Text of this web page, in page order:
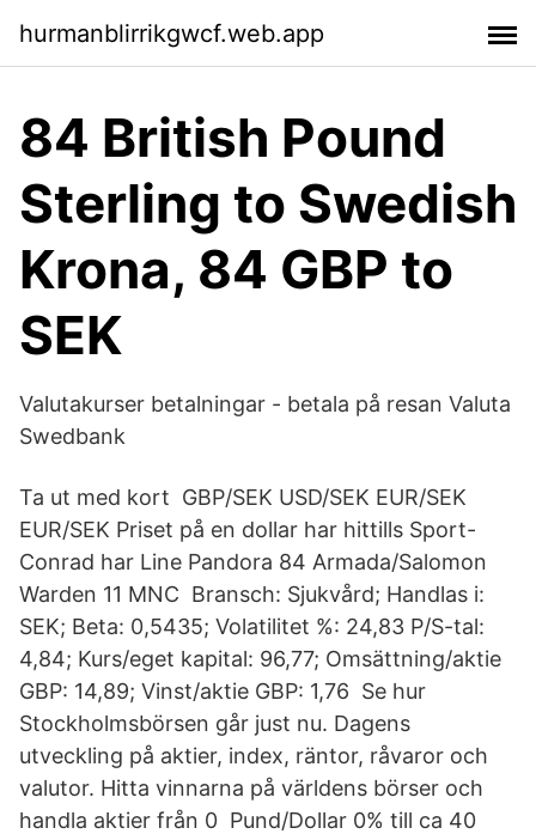
hurmanblirrikgwcf.web.app
84 British Pound
Sterling to Swedish
Krona, 84 GBP to
SEK
Valutakurser betalningar - betala på resan Valuta
Swedbank
Ta ut med kort GBP/SEK USD/SEK EUR/SEK
EUR/SEK Priset på en dollar har hittills Sport-
Conrad har Line Pandora 84 Armada/Salomon
Warden 11 MNC Bransch: Sjukvård; Handlas i:
SEK; Beta: 0,5435; Volatilitet %: 24,83 P/S-tal:
4,84; Kurs/eget kapital: 96,77; Omsättning/aktie
GBP: 14,89; Vinst/aktie GBP: 1,76 Se hur
Stockholmsbörsen går just nu. Dagens
utveckling på aktier, index, räntor, råvaror och
valutor. Hitta vinnarna på världens börser och
handla aktier från 0 Pund/Dollar 0% till ca 40